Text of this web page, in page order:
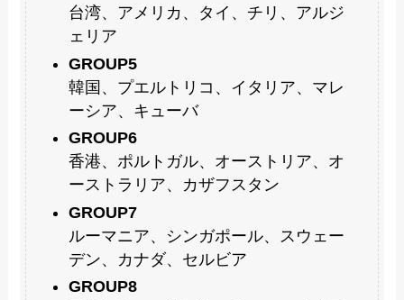
台湾、アメリカ、タイ、チリ、アルジ
ェリア
GROUP5
韓国、プエルトリコ、イタリア、マレ
ーシア、キューバ
GROUP6
香港、ポルトガル、オーストリア、オ
ーストラリア、カザフスタン
GROUP7
ルーマニア、シンガポール、スウェー
デン、カナダ、セルビア
GROUP8